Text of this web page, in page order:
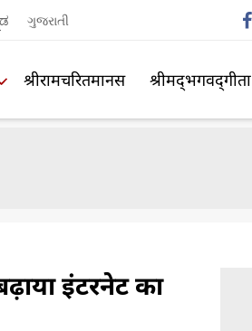
ગુજરાતી
श्रीरामचरितमानस श्रीमद्‍भगवद्‍गीता
इंटरनेट का